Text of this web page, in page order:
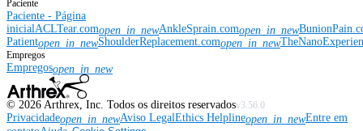
Paciente
Paciente - Página
inicialACLTear.comopen_in_newAnkleSprain.comopen_in_new
Patientopen_in_newShoulderReplacement.comopen_in_new
Empregos
Empregosopen_in_new
© 2026 Arthrex, Inc. Todos os direitos reservadosv3.56.0
Privacidadeopen_in_newAviso LegalEthics Helplineopen_in_newEntre em